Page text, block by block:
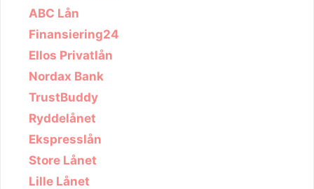
ABC Lån
Finansiering24
Ellos Privatlån
Nordax Bank
TrustBuddy
Ryddelånet
Ekspresslån
Store Lånet
Lille Lånet